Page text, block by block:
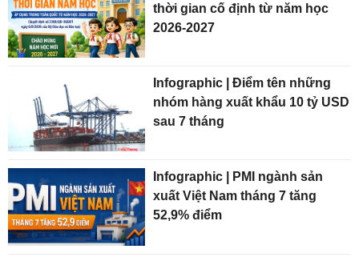
thời gian cố định từ năm học
2026-2027
Infographic | Điểm tên những
nhóm hàng xuất khẩu 10 tỷ USD
sau 7 tháng
Infographic | PMI ngành sản
xuất Việt Nam tháng 7 tăng
52,9% điểm